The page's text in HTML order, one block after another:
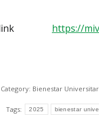
link https://
Category: Bienestar
Tags: 2025 bienestar